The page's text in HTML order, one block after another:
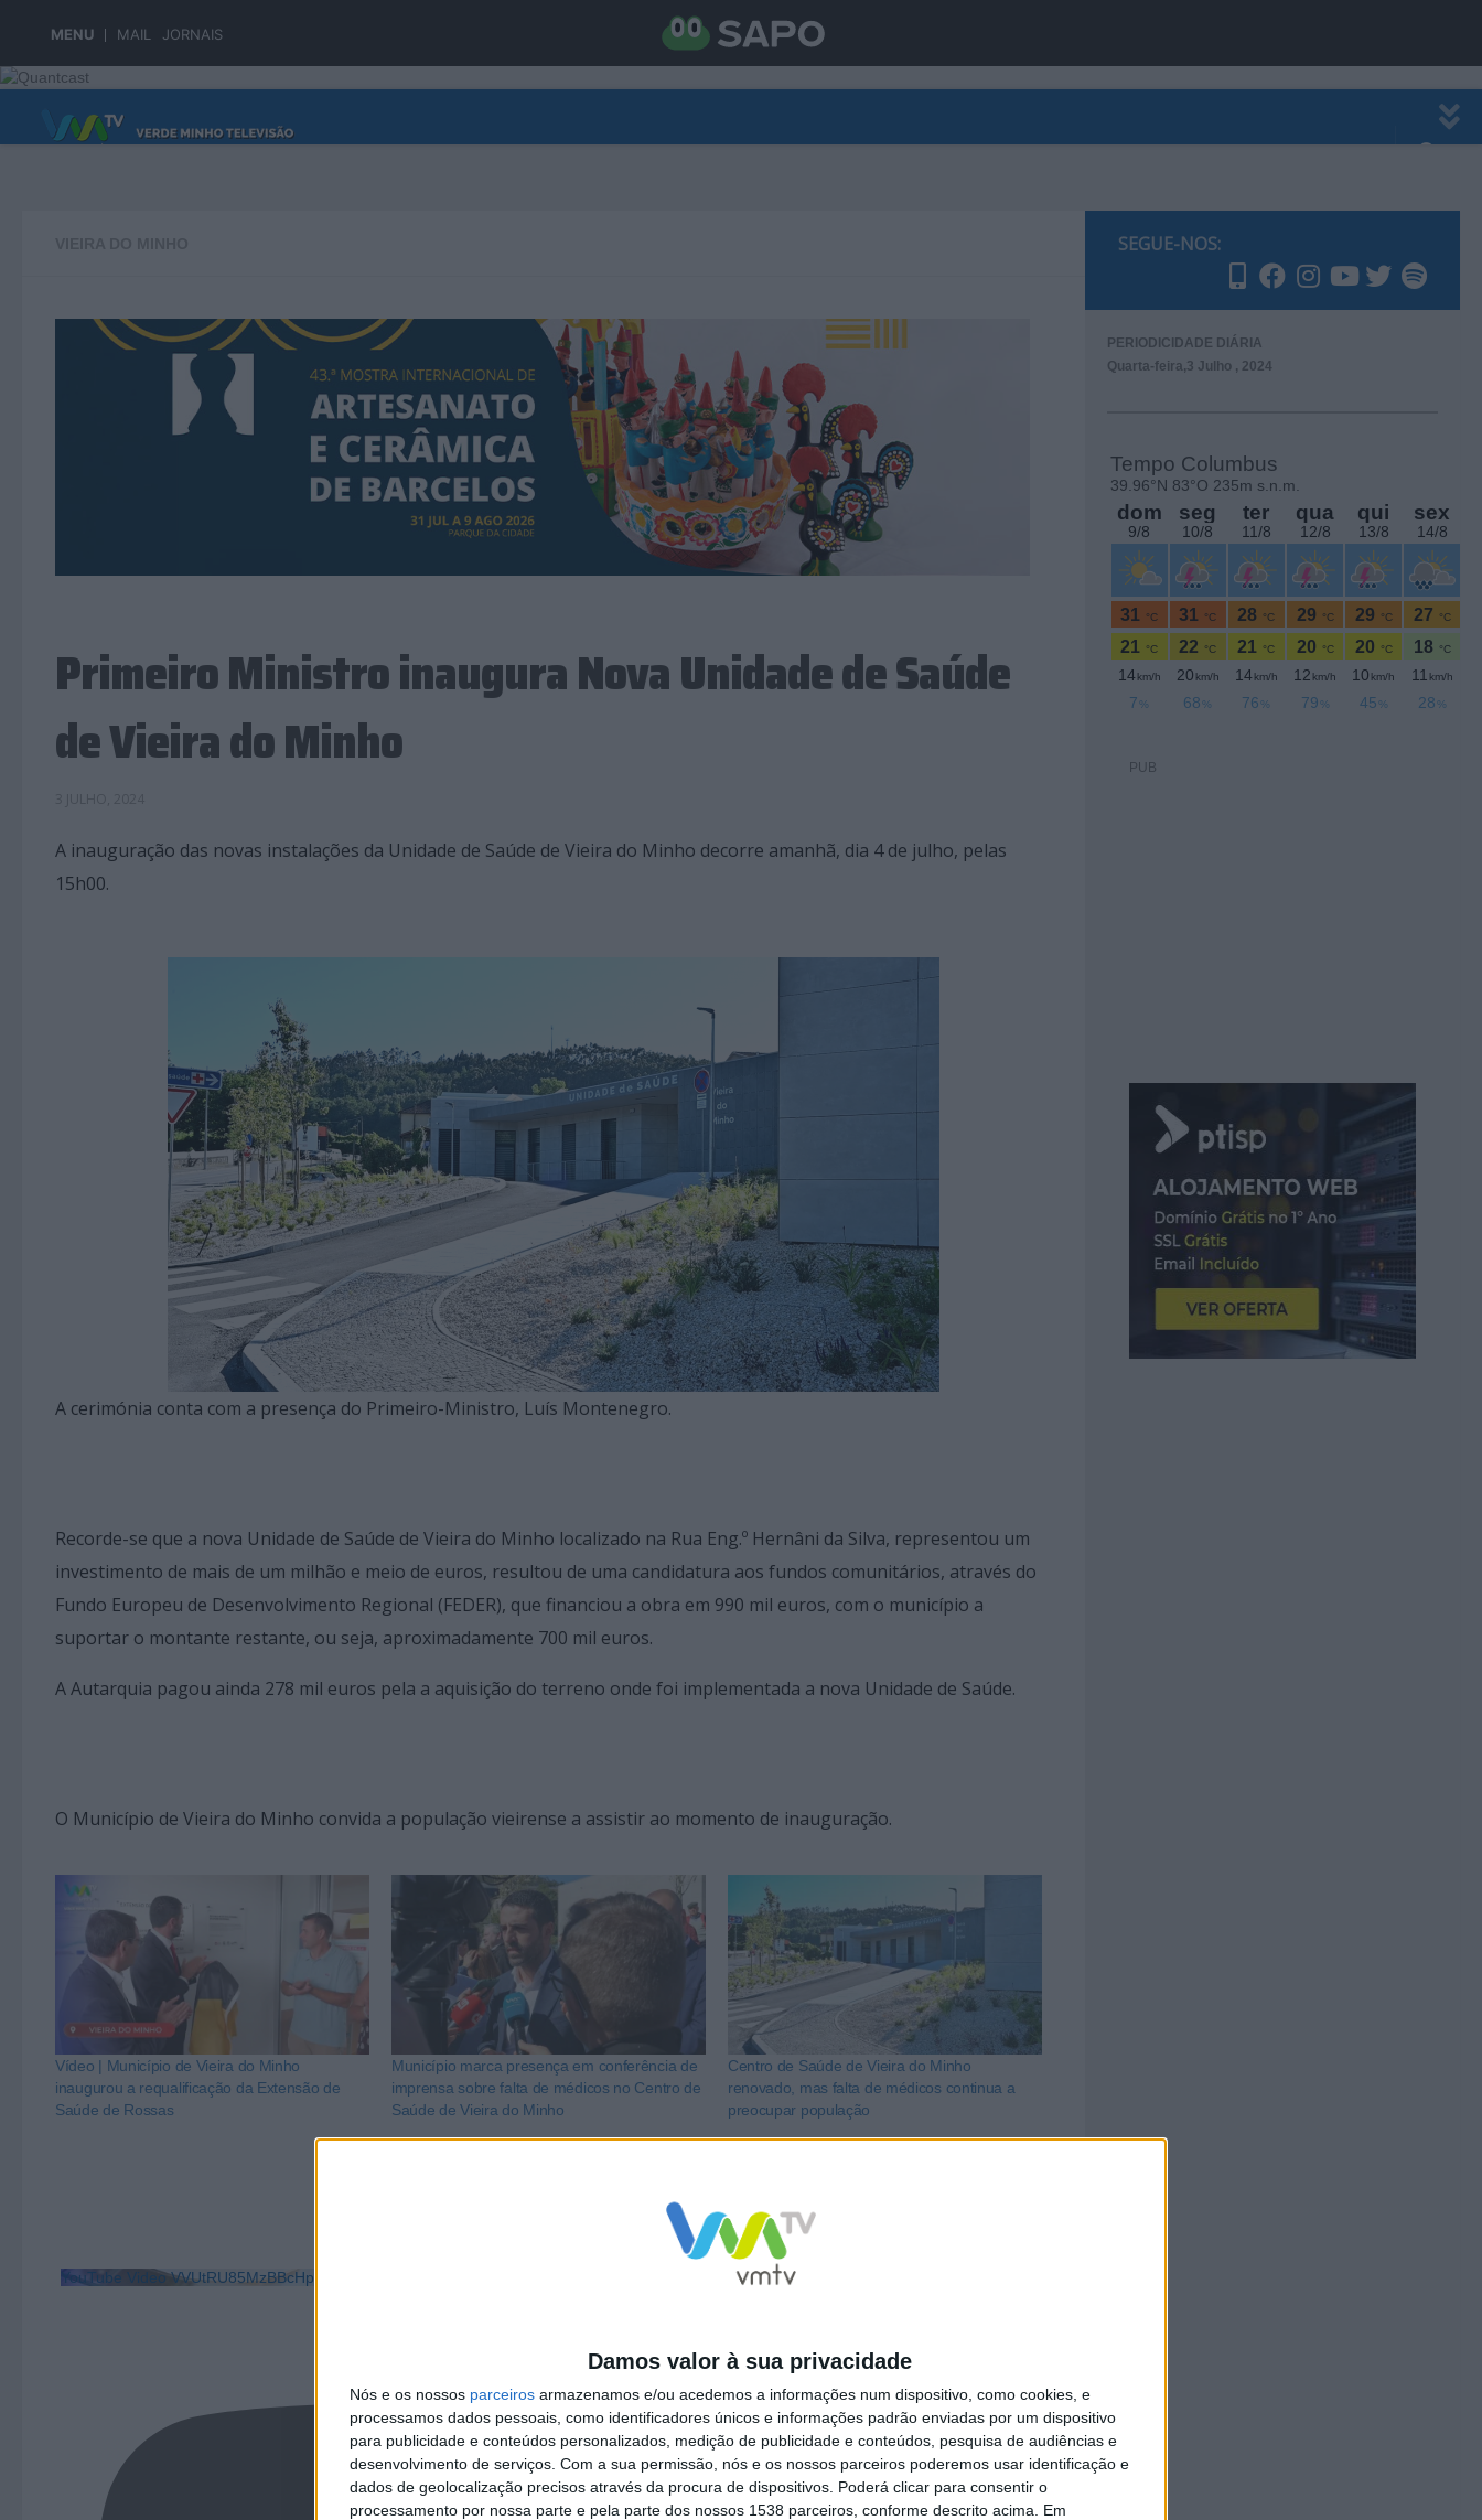
MENU MAIL JORNAIS
Damos valor à sua privacidade
Nós e os nossos parceiros armazenamos e/ou acedemos a informações num dispositivo, como cookies, e
processamos dados pessoais, como identificadores únicos e informações padrão enviadas por um dispositivo
para publicidade e conteúdos personalizados, medição de publicidade e conteúdos, pesquisa de audiências e
desenvolvimento de serviços. Com a sua permissão, nós e os nossos parceiros poderemos usar identificação e
dados de geolocalização precisos através da procura de dispositivos. Poderá clicar para consentir o
processamento por nossa parte e pela parte dos nossos 1538 parceiros, conforme descrito acima. Em
Skip to content
Primeiro Ministro inaugura Nova Unidade de Saúde
de Vieira do Minho
A inauguração das novas instalações da Unidade de Saúde de Vieira do Minho decorre amanhã, dia 4 de julho, pelas
15h00.
A cerimónia conta com a presença do Primeiro-Ministro, Luís Montenegro.
Recorde-se que a nova Unidade de Saúde de Vieira do Minho localizado na Rua Eng.º Hernâni da Silva, representou um
investimento de mais de um milhão e meio de euros, resultou de uma candidatura aos fundos comunitários, através do
Fundo Europeu de Desenvolvimento Regional (FEDER), que financiou a obra em 990 mil euros, com o município a
suportar o montante restante, ou seja, aproximadamente 700 mil euros.
A Autarquia pagou ainda 278 mil euros pela a aquisição do terreno onde foi implementada a nova Unidade de Saúde.
O Município de Vieira do Minho convida a população vieirense a assistir ao momento de inauguração.
Vídeo | Município de Vieira do Minho
inaugurou a requalificação da Extensão de
Saúde de Rossas
Município marca presença em conferência de
imprensa sobre falta de médicos no Centro de
Saúde de Vieira do Minho
Centro de Saúde de Vieira do Minho
renovado, mas falta de médicos continua a
preocupar população
YouTube Video VVUtRU85MzBBcHpOcU5BUnpKX0wyV1ZBLkR5TmFiVWVZZDhv
SEGUE-NOS:
PERIODICIDADE DIÁRIA
Quarta-feira,3 Julho , 2024
PUB